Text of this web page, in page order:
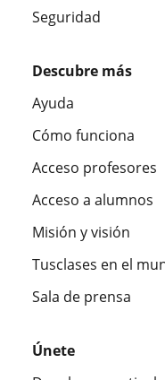
Seguridad
Descubre más
Ayuda
Cómo funciona
Acceso profesores
Acceso a alumnos
Misión y visión
Tusclases en el
Sala de prensa
Únete